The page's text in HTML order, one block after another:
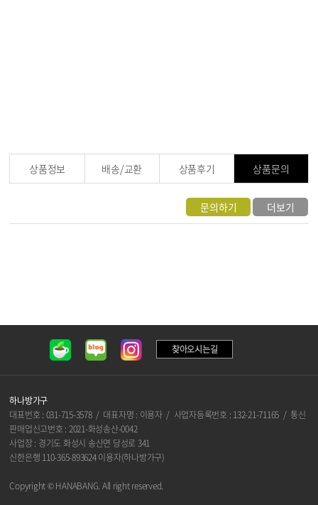
상품정보 배송/교환 상품후기 상품문의
문의하기 더보기
찾아오시는길
하나방가구
대표번호 : 031-715-3578 / 대표자명 : 이용자 / 사업자등록번호 : 132-21-71165 / 통신
판매업신고번호 : 2021-화성송산-0042
사업장 : 경기도 화성시 송산면 당성로 341
신한은행 110-365-893624 이용자(하나방가구)
Copyright © HANABANG. All right reserved.